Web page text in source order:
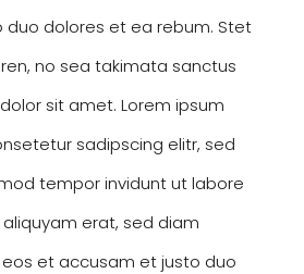
duo dolores et ea rebum. Stet
no sea takimata sanctus
sit amet. Lorem ipsum
sadipscing elitr, sed
tempor invidunt ut labore
erat, sed diam
et accusam et justo duo